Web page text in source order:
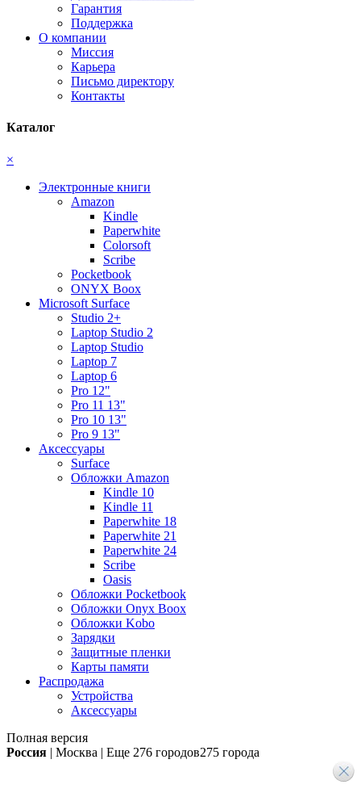
Гарантия
Поддержка
О компании
Миссия
Карьера
Письмо директору
Контакты
Каталог
×
Электронные книги
Amazon
Kindle
Paperwhite
Colorsoft
Scribe
Pocketbook
ONYX Boox
Microsoft Surface
Studio 2+
Laptop Studio 2
Laptop Studio
Laptop 7
Laptop 6
Pro 12"
Pro 11 13"
Pro 10 13"
Pro 9 13"
Аксессуары
Surface
Обложки Amazon
Kindle 10
Kindle 11
Paperwhite 18
Paperwhite 21
Paperwhite 24
Scribe
Oasis
Обложки Pocketbook
Обложки Onyx Boox
Обложки Kobo
Зарядки
Защитные пленки
Карты памяти
Распродажа
Устройства
Аксессуары
Полная версия
Россия | Москва | Еще 276 городов275 города